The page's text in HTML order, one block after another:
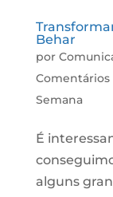
Behar
por
Comentários
Semana
É
alguns